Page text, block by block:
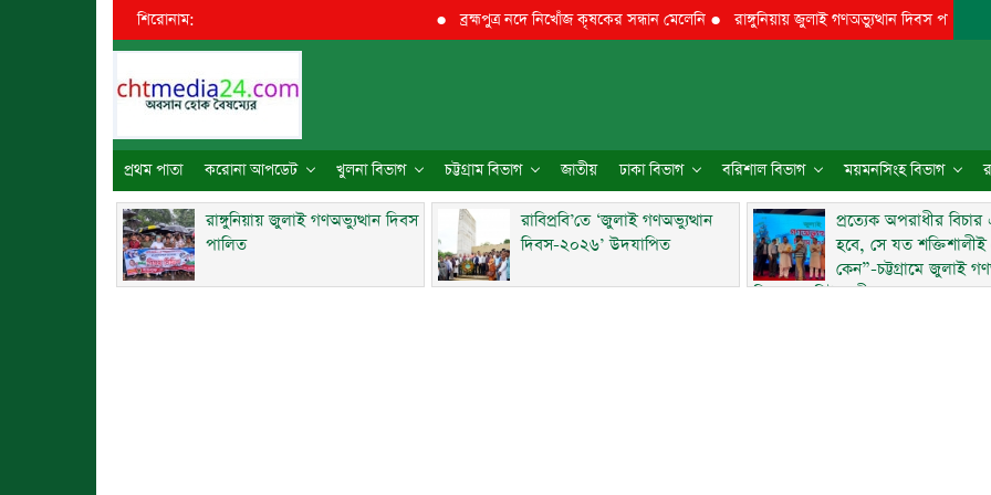
শিরোনাম: ব্রহ্মপুত্র নদে নিখোঁজ কৃষকের সন্ধান মেলেনি●রাঙ্গুনিয়ায় জুলাই গণঅভ্যুত্থান দিবস পালিত
প্রথম পাতা করোনা আপডেট খুলনা বিভাগ চট্টগ্রাম বিভাগ জাতীয় ঢাকা বিভাগ বরিশাল বিভাগ ময়মনসিংহ বিভাগ
রাঙ্গুনিয়ায় জুলাই গণঅভ্যুত্থান দিবস
পালিত
রাবিপ্রবি’তে ‘জুলাই গণঅভ্যুত্থান
দিবস-২০২৬’ উদযাপিত
প্রত্যেক অপরাধীর
হবে, সে যত
কেন”-চট্টগ্রামে জুলাই
দিবসে ব্যারিস্টার মীর হেলাল